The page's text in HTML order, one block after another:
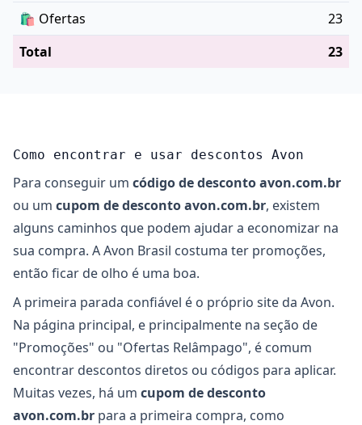
🛍️ Ofertas
23
Total
23
Como encontrar e usar descontos Avon
Para conseguir um código de desconto avon.com.br
ou um cupom de desconto avon.com.br, existem
alguns caminhos que podem ajudar a economizar na
sua compra. A Avon Brasil costuma ter promoções,
então ficar de olho é uma boa.
A primeira parada confiável é o próprio site da Avon.
Na página principal, e principalmente na seção de
"Promoções" ou "Ofertas Relâmpago", é comum
encontrar descontos diretos ou códigos para aplicar.
Muitas vezes, há um cupom de desconto
avon.com.br para a primeira compra, como